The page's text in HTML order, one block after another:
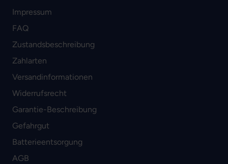
Impressum
FAQ
Zustandsbeschreibung
Zahlarten
Versandinformationen
Widerrufsrecht
Garantie-Beschreibung
Gefahrgut
Batterieentsorgung
AGB